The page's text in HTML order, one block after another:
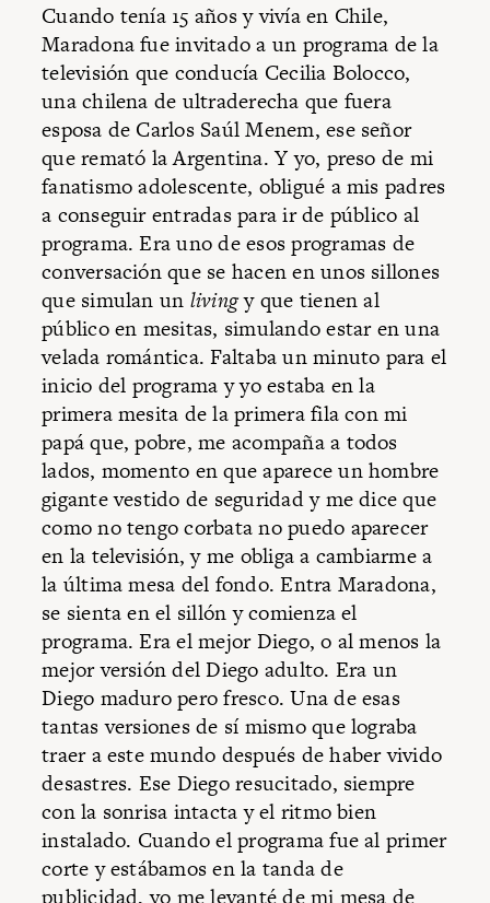
Cuando tenía 15 años y vivía en Chile,
Maradona fue invitado a un programa de la
televisión que conducía Cecilia Bolocco,
una chilena de ultraderecha que fuera
esposa de Carlos Saúl Menem, ese señor
que remató la Argentina. Y yo, preso de mi
fanatismo adolescente, obligué a mis padres
a conseguir entradas para ir de público al
programa. Era uno de esos programas de
conversación que se hacen en unos sillones
que simulan un livingy que tienen al
público en mesitas, simulando estar en una
velada romántica. Faltaba un minuto para el
inicio del programa y yo estaba en la
primera mesita de la primera fila con mi
papá que, pobre, me acompaña a todos
lados, momento en que aparece un hombre
gigante vestido de seguridad y me dice que
como no tengo corbata no puedo aparecer
en la televisión, y me obliga a cambiarme a
la última mesa del fondo. Entra Maradona,
se sienta en el sillón y comienza el
programa. Era el mejor Diego, o al menos la
mejor versión del Diego adulto. Era un
Diego maduro pero fresco. Una de esas
tantas versiones de sí mismo que lograba
traer a este mundo después de haber vivido
desastres. Ese Diego resucitado, siempre
con la sonrisa intacta y el ritmo bien
instalado. Cuando el programa fue al primer
corte y estábamos en la tanda de